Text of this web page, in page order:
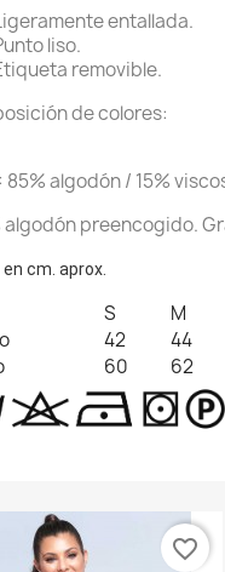
entallada.
liso.
removible.
de colores:
85% algodón / 15%
algodón preencogido.
cm. aprox.
S M
42 44
60 62
favorite_border